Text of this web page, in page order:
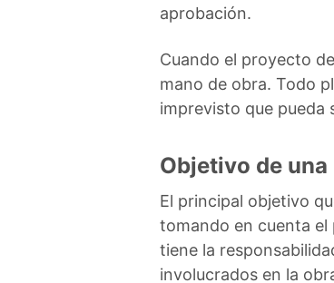
aprobación.
Cuando el proyecto
mano de obra. Todo
imprevisto que pueda
Objetivo de
El principal objetivo
tomando en cuenta el
tiene la
involucrados en la